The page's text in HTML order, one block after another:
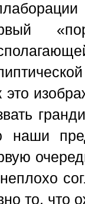
это
наши
то, что